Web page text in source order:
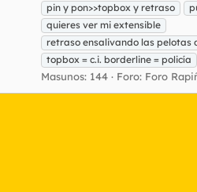
pin y pon>>topbox y retraso
quieres ver mi extensible
retraso ensalivando las pelotas
topbox = c.i. borderline = policía
Masunos: 144 Foro: Foro